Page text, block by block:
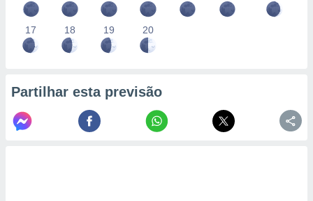
17 18 19 20
Partilhar esta previsão